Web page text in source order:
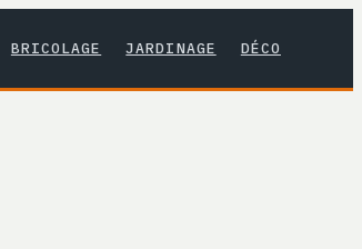
BRICOLAGE JARDINAGE DÉCO